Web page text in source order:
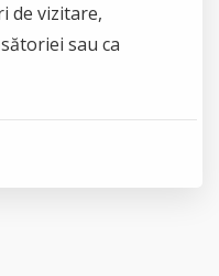
de vizitare,
sau ca